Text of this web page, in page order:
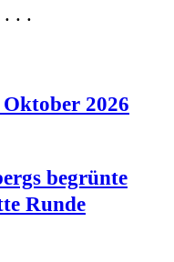
2026
begrün­te
Runde